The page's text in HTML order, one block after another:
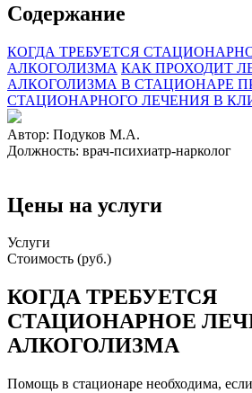
Содержание
КОГДА ТРЕБУЕТСЯ
АЛКОГОЛИЗМА КАК ПРОХОДИТ
АЛКОГОЛИЗМА В СТАЦИОНАРЕ
СТАЦИОНАРНОГО ЛЕЧЕНИЯ В
Автор: Подуков М.А.
Должность: врач-психиатр-нарколог
Цены на услуги
Услуги
Стоимость (руб.)
КОГДА ТРЕБУЕТСЯ
СТАЦИОНАРНОЕ
АЛКОГОЛИЗМА
Помощь в стационаре необходима,